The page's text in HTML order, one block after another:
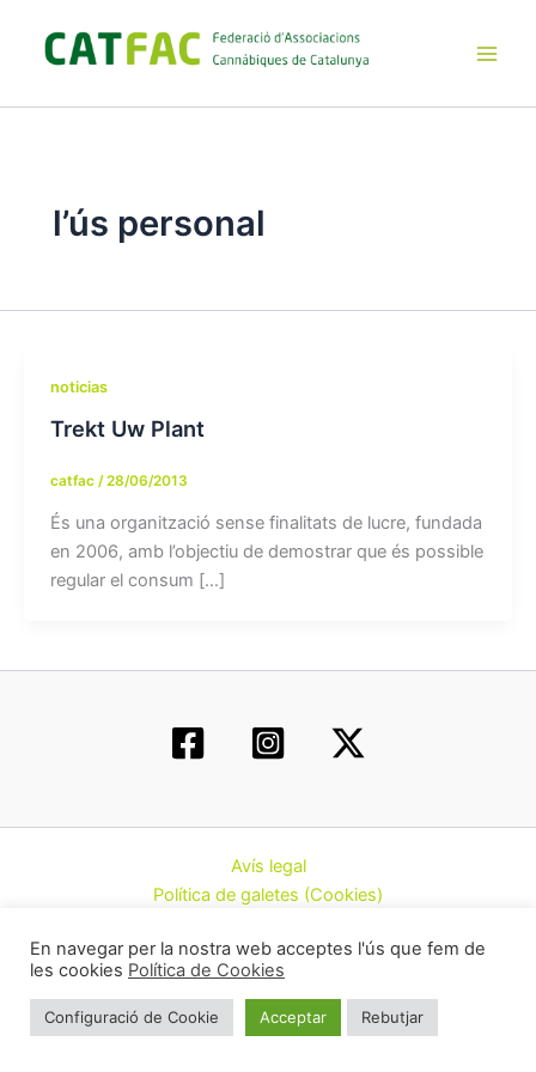
contenido
l’ús personal
noticias
Trekt Uw Plant
catfac /28/06/2013
És una organització sense finalitats de lucre, fundada
en 2006, amb l’objectiu de demostrar que és possible
regular el consum […]
Avís legal
Política de galetes (Cookies)
Contacte
Cannàbiques de Catalunya (CatFAC)
En navegar per la nostra web acceptes l'ús que fem de
les cookies Política de Cookies
Configuració de Cookie Acceptar Rebutjar